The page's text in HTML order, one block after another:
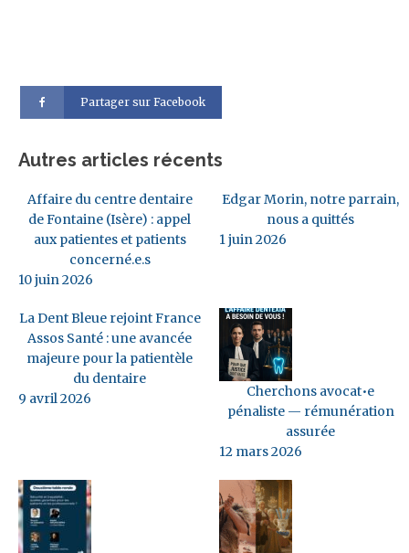
Partager sur Facebook
Autres articles récents
Affaire du centre dentaire
de Fontaine (Isère) : appel
aux patientes et patients
concerné.e.s
10 juin 2026
Edgar Morin, notre parrain,
nous a quittés
1 juin 2026
La Dent Bleue rejoint France
Assos Santé : une avancée
majeure pour la patientèle
du dentaire
9 avril 2026
Cherchons avocat•e
pénaliste — rémunération
assurée
12 mars 2026